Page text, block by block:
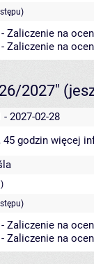
Zaliczenie na
Zaliczenie na
2027"
- 2027-02-28
45 godzin więcej
Zaliczenie na
Zaliczenie na